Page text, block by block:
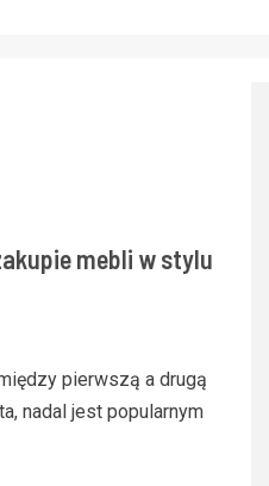
mebli w stylu
pierwszą a drugą
nadal jest popularnym